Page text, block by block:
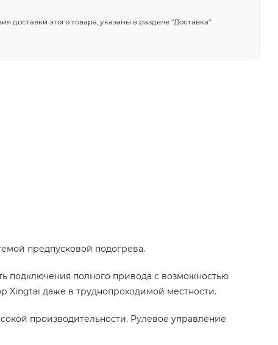
доставки этого товара, указаны в разделе "Доставка"
предпусковой подогрева.
подключения полного привода с возможностью
Xingtai даже в труднопроходимой местности.
производительности. Рулевое управление